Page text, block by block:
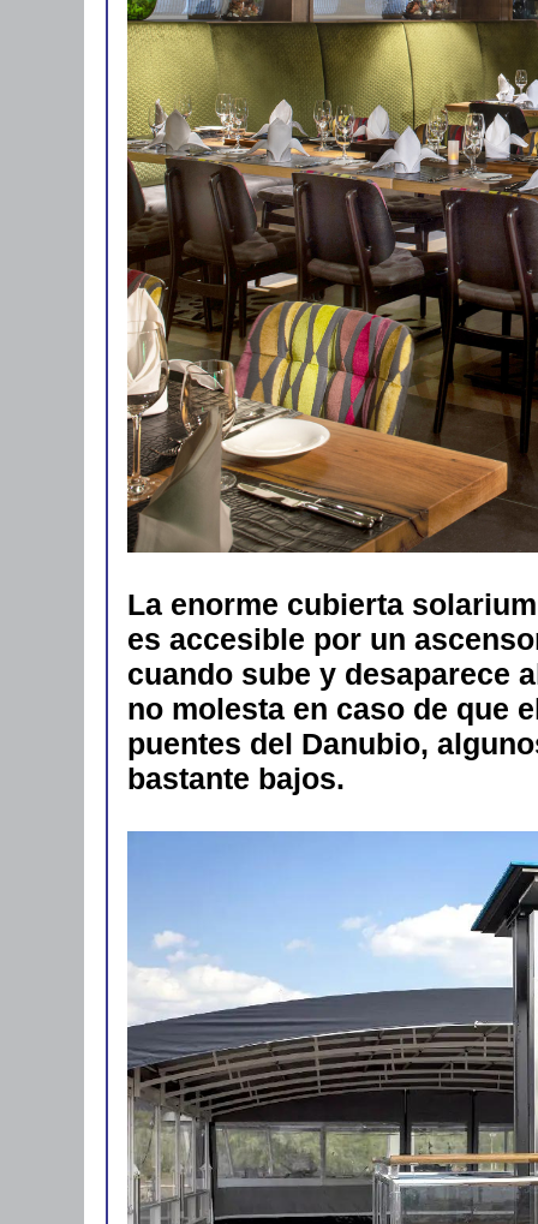
La enorme cubierta
es accesible por un
cuando sube y desaparece
no molesta en caso de que
puentes del Danubio,
bastante bajos.